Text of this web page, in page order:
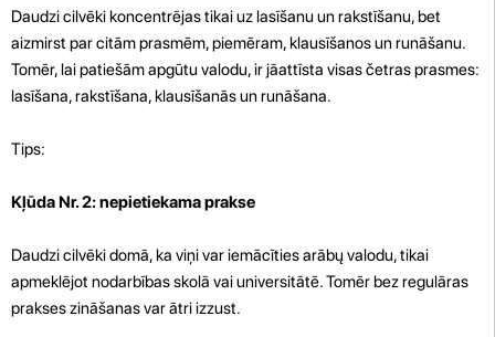
Daudzi cilvēki koncentrējas tikai uz lasīšanu un rakstīšanu, bet
aizmirst par citām prasmēm, piemēram, klausīšanos un runāšanu.
Tomēr, lai patiešām apgūtu valodu, ir jāattīsta visas četras prasmes:
lasīšana, rakstīšana, klausīšanās un runāšana.
Tips:
Kļūda Nr. 2: nepietiekama prakse
Daudzi cilvēki domā, ka viņi var iemācīties arābų valodu, tikai
apmeklējot nodarbības skolā vai universitātē. Tomēr bez regulāras
prakses zināšanas var ātri izzust.